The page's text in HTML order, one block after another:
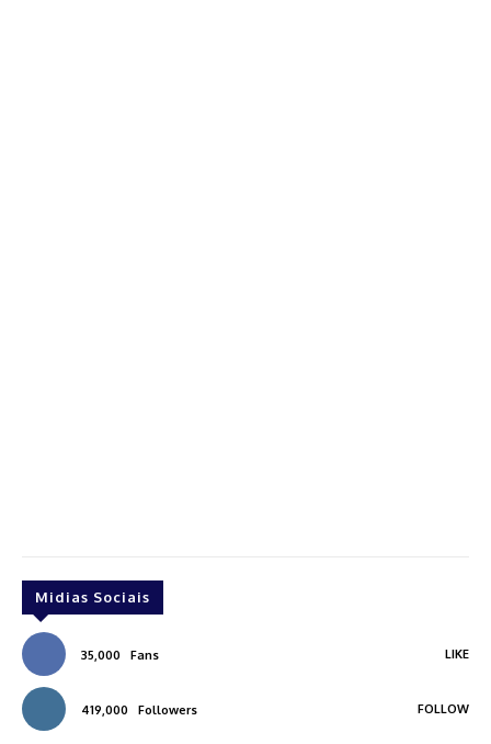
Midias Sociais
35,000 Fans LIKE
419,000 Followers FOLLOW